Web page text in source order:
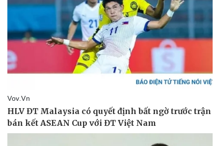
Bất động sản
Giá vàng
Tiêu dùng
Tỷ giá
Chứng khoán
Giá cà phê